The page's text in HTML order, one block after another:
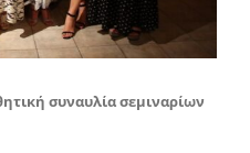
συναυλία σεμιναρίων